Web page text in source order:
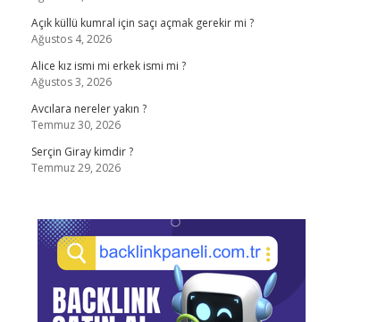
Açık küllü kumral için saçı açmak gerekir mi ?
Ağustos 4, 2026
Alice kız ismi mi erkek ismi mi ?
Ağustos 3, 2026
Avcılara nereler yakın ?
Temmuz 30, 2026
Serçin Giray kimdir ?
Temmuz 29, 2026